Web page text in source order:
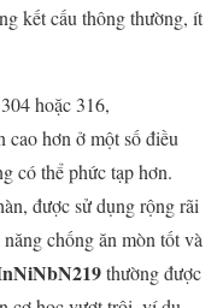
kết cấu thông thường, ít
hoặc 316,
cao hơn ở một số điều
có thể phức tạp hơn.
được sử dụng rộng rãi
chống ăn mòn tốt và
thường được